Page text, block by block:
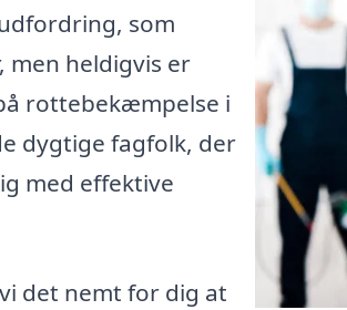
som
men heldigvis er
rottebekæmpelse i
dygtige fagfolk, der
med effektive
det nemt for dig at